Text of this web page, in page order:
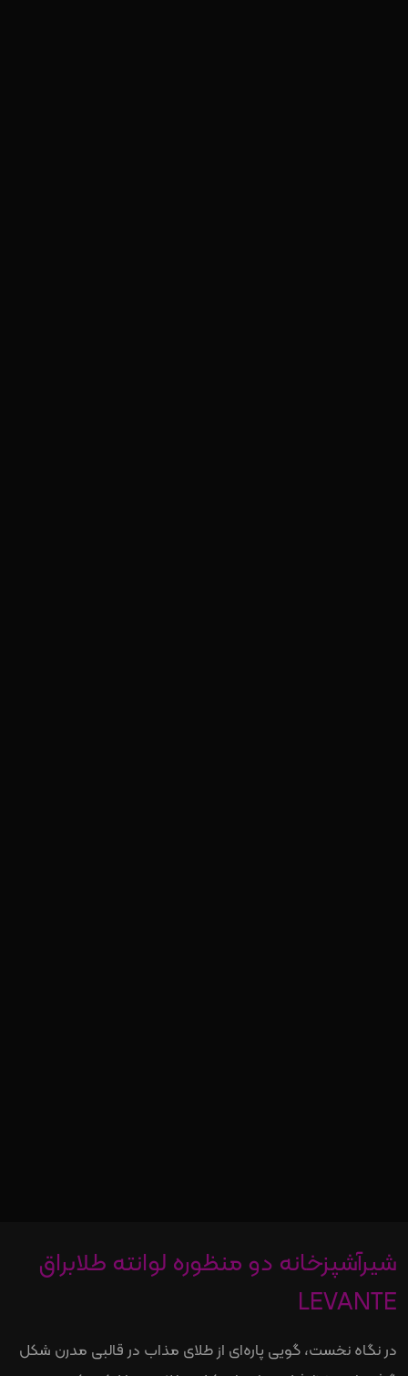
شیرآشپزخانه دو منظوره لوانته طلابراق
LEVANTE
در نگاه نخست، گویی پاره‌ای از طلای مذاب در قالبی مدرن شکل